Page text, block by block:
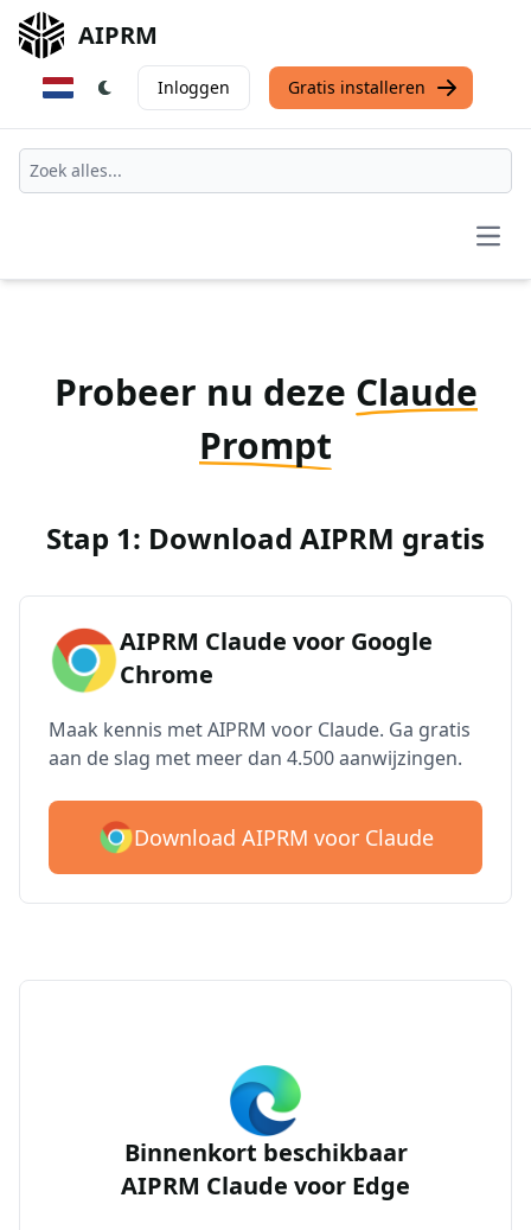
AIPRM
Inloggen Gratis installeren
Probeer nu deze Claude
Prompt
Stap 1: Download AIPRM gratis
AIPRM Claude voor Google
Chrome
Maak kennis met AIPRM voor Claude. Ga gratis
aan de slag met meer dan 4.500 aanwijzingen.
Download AIPRM voor Claude
Binnenkort beschikbaar
AIPRM Claude voor Edge